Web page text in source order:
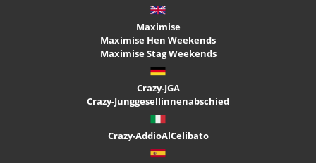
Maximise
Maximise Hen Weekends
Maximise Stag Weekends
Crazy-JGA
Crazy-Junggesellinnenabschied
Crazy-AddioAlCelibato